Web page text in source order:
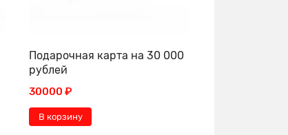
Подарочная карта на 30 000
рублей
30000 ₽
В корзину